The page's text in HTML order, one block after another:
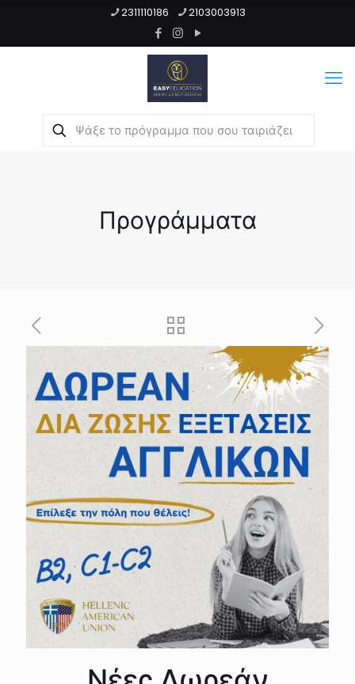
2311110186 2103003913
Προγράμματα